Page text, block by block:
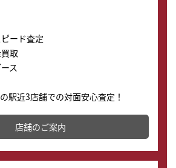
ード査定
取
ス
駅近3店舗での対面安心査定！
します。渋谷本店では、時計販売の
、下取りに出してお得に新しい時計
♪
店舗のご案内